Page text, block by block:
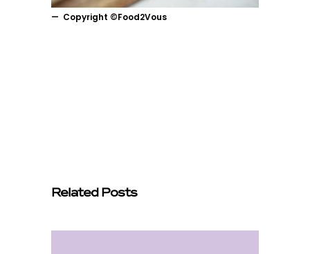
Copyright ©Food2Vous
Related Posts